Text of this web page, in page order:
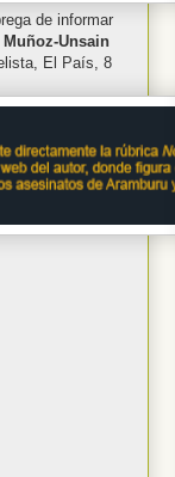
de informar
Unsain
El País, 8